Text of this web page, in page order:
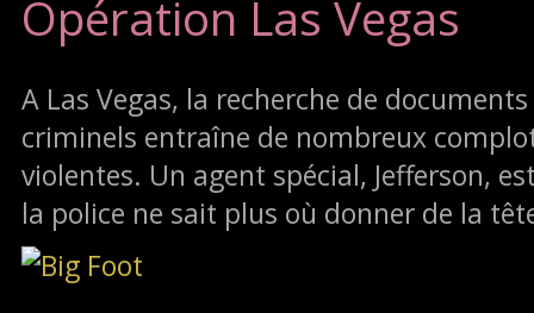
Opération Las Vegas
A Las Vegas, la recherche de
criminels entraîne de nombreux
violentes. Un agent spécial, Jefferson,
la police ne sait plus où donner de la